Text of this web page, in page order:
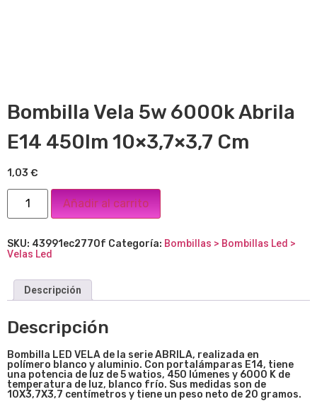
Bombilla Vela 5w 6000k Abrila
E14 450lm 10×3,7×3,7 Cm
1,03 €
Añadir al carrito
SKU: 43991ec2770f Categoría: Bombillas > Bombillas Led >
Velas Led
Descripción
Descripción
Bombilla LED VELA de la serie ABRILA, realizada en
polímero blanco y aluminio. Con portalámparas E14, tiene
una potencia de luz de 5 watios, 450 lúmenes y 6000 K de
temperatura de luz, blanco frío. Sus medidas son de
10X3,7X3,7 centímetros y tiene un peso neto de 20 gramos.